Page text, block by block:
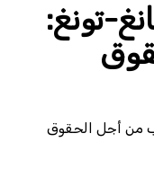
تونغ:
من أجل الحقوق